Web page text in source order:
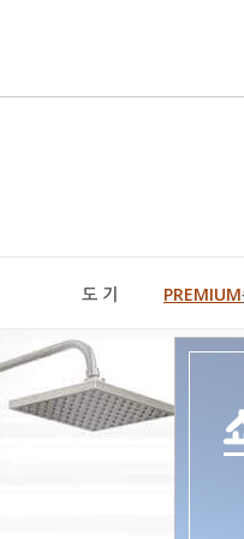
도 기 PREMIUM